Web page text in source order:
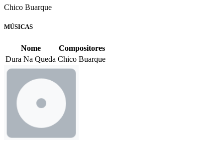
Chico Buarque
MÚSICAS
Nome
Compositores
Dura Na Queda Chico Buarque